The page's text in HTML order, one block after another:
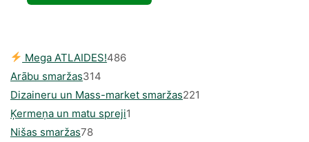
Mega ATLAIDES!486486
Arābu smaržas314
produkti
Dizaineru un Mass-market smaržas221
Ķermeņa un matu spreji1
Nišas smaržas7878